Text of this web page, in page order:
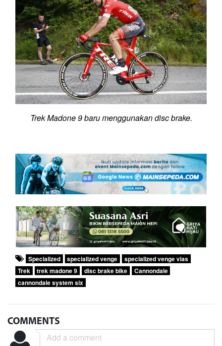
Trek Madone 9 baru menggunakan disc brake.
Specialized specialized venge
specialized venge vias
Trek
trek madone 9 disc brake bike
Cannondale
cannondale system six
COMMENTS